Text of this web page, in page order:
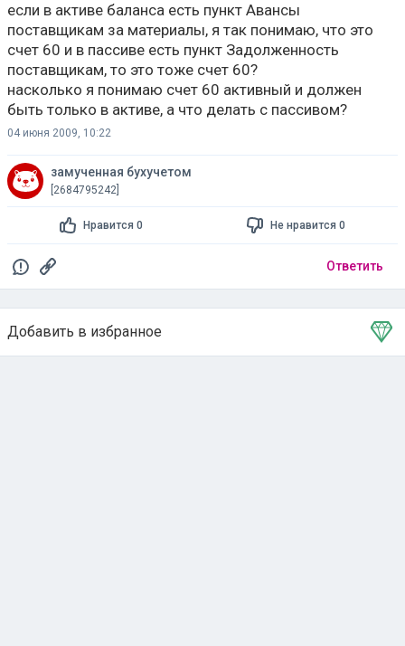
если в активе баланса есть пункт Авансы
поставщикам за материалы, я так понимаю, что это
счет 60 и в пассиве есть пункт Задолженность
поставщикам, то это тоже счет 60?
насколько я понимаю счет 60 активный и должен
быть только в активе, а что делать с пассивом?
04 июня 2009, 10:22
замученная бухучетом
[2684795242]
Нравится 0 Не нравится 0
Ответить
Добавить в избранное
Тема в избранном